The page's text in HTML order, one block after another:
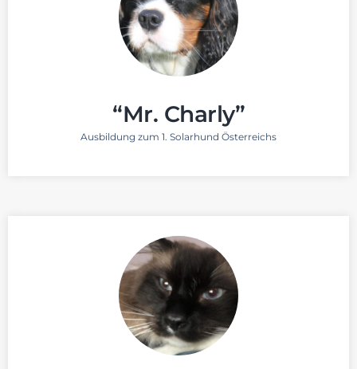
“Mr. Charly”
Ausbildung zum 1. Solarhund Österreichs